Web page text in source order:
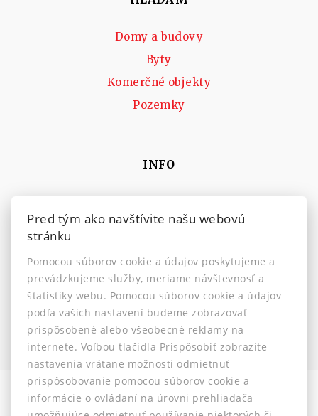
Domy a budovy
Byty
Komerčné objekty
Pozemky
INFO
Napíšte nám
Nastavenie cookies
Informácia pre klientov- Ochrana osobných údajov
Pred tým ako navštívite našu webovú
stránku
Pomocou súborov cookie a údajov poskytujeme a
prevádzkujeme služby, meriame návštevnosť a
štatistiky webu. Pomocou súborov cookie a údajov
podľa vašich nastavení budeme zobrazovať
prispôsobené alebo všeobecné reklamy na
internete. Voľbou tlačidla Prispôsobiť zobrazíte
nastavenia vrátane možnosti odmietnuť
prispôsobovanie pomocou súborov cookie a
informácie o ovládaní na úrovni prehliadača